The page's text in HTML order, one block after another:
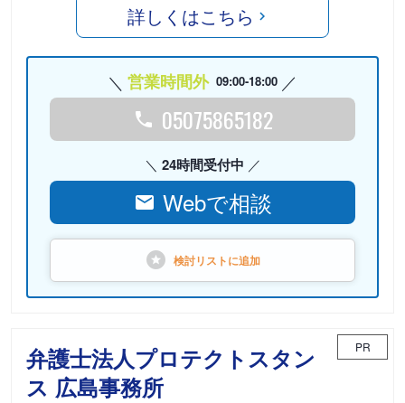
詳しくはこちら
営業時間外 09:00-18:00
05075865182
24時間受付中
Webで相談
検討リストに追加
弁護士法人プロテクトスタン
ス 広島事務所
PR